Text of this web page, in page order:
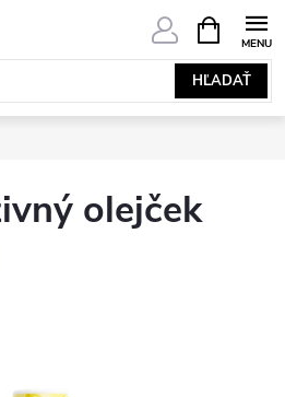
HĽADAŤ
KOŠÍK
olejček